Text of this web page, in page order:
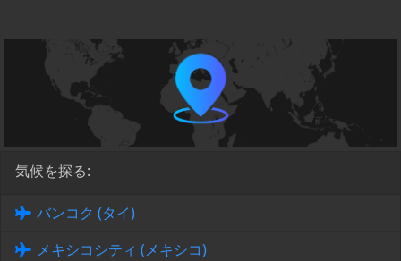
気候を探る:
バンコク (タイ)
メキシコシティ (メキシコ)